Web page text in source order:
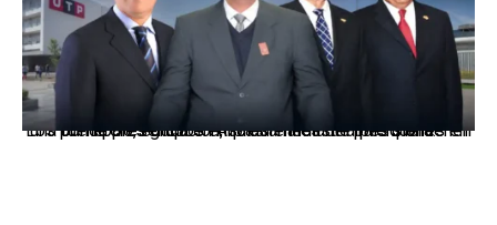
Los principales grupos empresariales del país mantienen una fuerte presencia en Áncash mediante inversiones en comercio, educación, salud e industria pesquera.